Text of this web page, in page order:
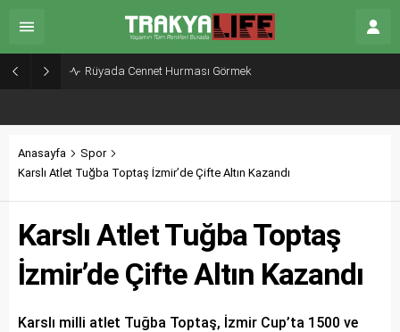
Rüyada Cennet Hurması Görmek
Anasayfa
Spor
Karslı Atlet Tuğba Toptaş İzmir’de Çifte Altın Kazandı
Karslı Atlet Tuğba Toptaş
İzmir’de Çifte Altın Kazandı
Karslı milli atlet Tuğba Toptaş, İzmir Cup’ta 1500 ve